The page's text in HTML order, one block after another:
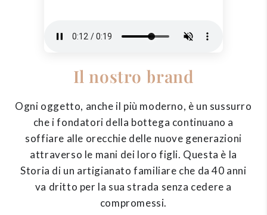
Il nostro brand
Ogni oggetto, anche il più moderno, è un sussurro
che i fondatori della bottega continuano a
soffiare alle orecchie delle nuove generazioni
attraverso le mani dei loro figli. Questa è la
Storia di un artigianato familiare che da 40 anni
va dritto per la sua strada senza cedere a
compromessi.